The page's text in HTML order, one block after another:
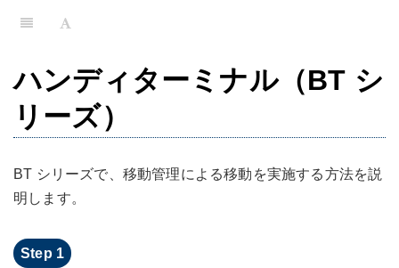
ハンディターミナル（BT シ
リーズ）
BT シリーズで、移動管理による移動を実施する方法を説
明します。